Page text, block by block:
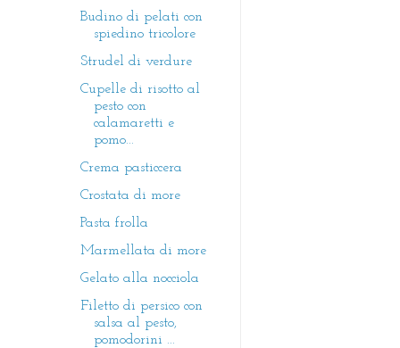
Budino di pelati con
spiedino tricolore
Strudel di verdure
Cupelle di risotto al
pesto con
calamaretti e
pomo...
Crema pasticcera
Crostata di more
Pasta frolla
Marmellata di more
Gelato alla nocciola
Filetto di persico con
salsa al pesto,
pomodorini ...